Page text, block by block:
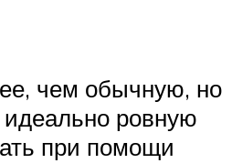
чем обычную, но
ровную
при помощи